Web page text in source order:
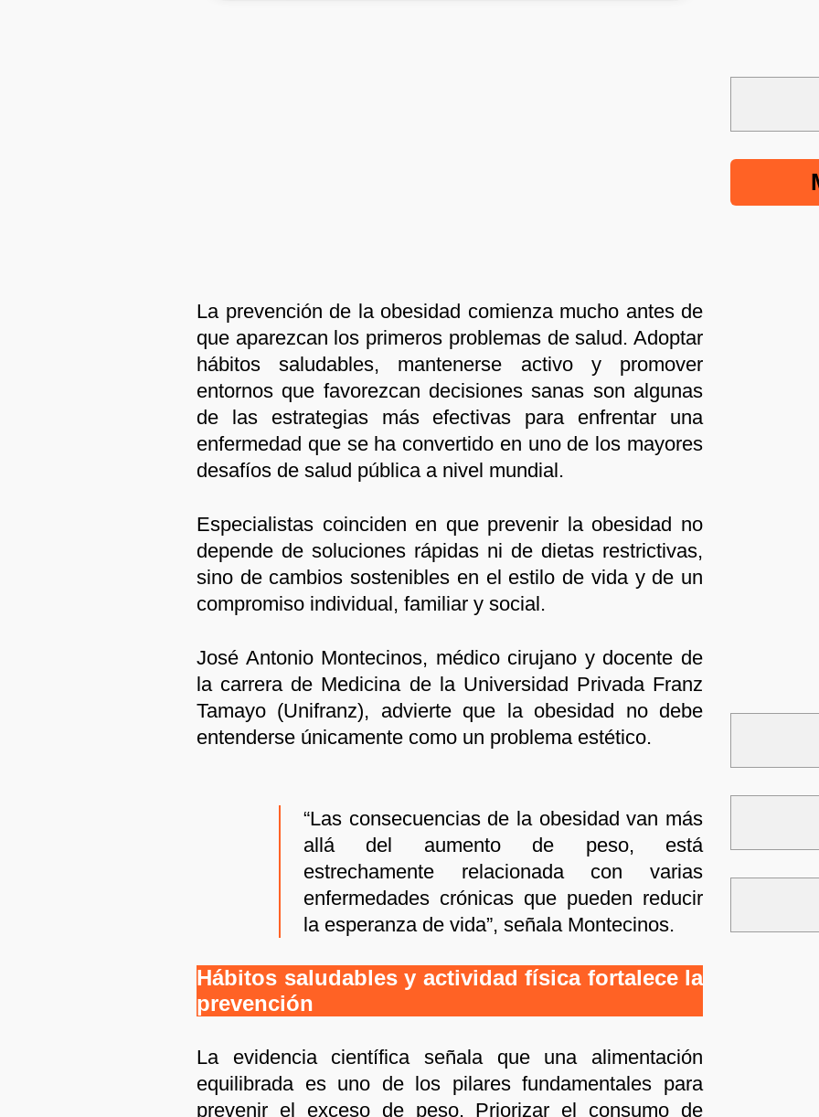
La prevención de la obesidad comienza mucho antes de
que aparezcan los primeros problemas de salud. Adoptar
hábitos saludables, mantenerse activo y promover
entornos que favorezcan decisiones sanas son algunas
de las estrategias más efectivas para enfrentar una
enfermedad que se ha convertido en uno de los mayores
desafíos de salud pública a nivel mundial.
Especialistas coinciden en que prevenir la obesidad no
depende de soluciones rápidas ni de dietas restrictivas,
sino de cambios sostenibles en el estilo de vida y de un
compromiso individual, familiar y social.
José Antonio Montecinos, médico cirujano y docente de
la carrera de Medicina de la Universidad Privada Franz
Tamayo (Unifranz), advierte que la obesidad no debe
entenderse únicamente como un problema estético.
“Las consecuencias de la obesidad van más
allá del aumento de peso, está
estrechamente relacionada con varias
enfermedades crónicas que pueden reducir
la esperanza de vida”, señala Montecinos.
Hábitos saludables y actividad física fortalece la
prevención
La evidencia científica señala que una alimentación
equilibrada es uno de los pilares fundamentales para
prevenir el exceso de peso. Priorizar el consumo de